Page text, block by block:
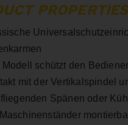
PROPERTIES
Modell schützt den
mit der Vertikalspindel
Spänen oder